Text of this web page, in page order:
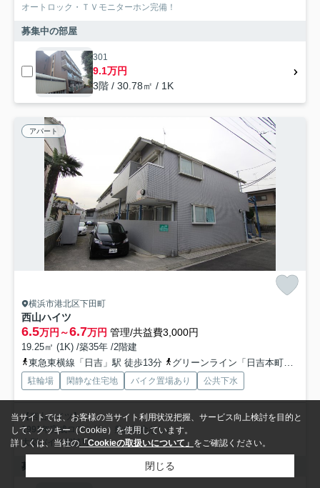
オートロック・ＴＶモニターホン完備！
募集中の部屋
301
9.1万円
3階 / 30.78㎡ / 1K
アパート
横浜市港北区下田町
西山ハイツ
6.5万円～6.7万円 管理/共益費3,000円
19.25㎡ (1K) /築35年 /2階建
東急東横線「日吉」駅 徒歩13分
グリーンライン「日吉本町」駅 徒歩18分
駐輪場 閑静な住宅地 バイク置場あり 公共下水
【西山ハイツ】
1991年完成ロフト付♪ 敷金礼金なし♪
大型バイク相談可♪
募集中の部屋
当サイトでは、お客様の当サイト利用状況把握、サービス向上検討を目的と
して、クッキー（Cookie）を使用しています。
詳しくは、当社の 「Cookieの取扱いについて」 をご確認ください。
閉じる